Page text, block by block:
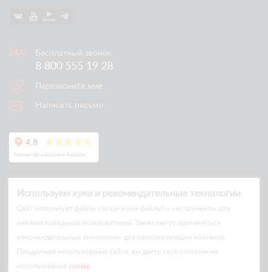
© Arlift 2026
All rights reserved
Бесплатный звонок
8 800 555 19 28
Перезвоните мне
Написать письмо
Используем куки и рекомендательные технологии
Cайт использует файлы cookie (куки-файлы) и инструменты для
анализа поведения пользователей. Также могут применяться
рекомендательные технологии для персонализации контента.
Продолжая использование сайта, вы даете свое согласие на
использование cookie